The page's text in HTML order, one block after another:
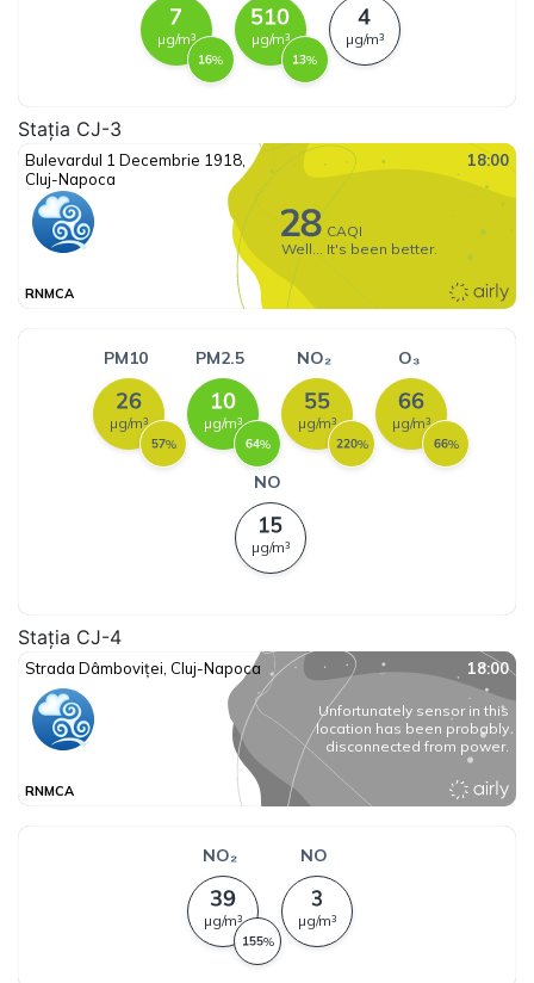
Stația CJ-3
Stația CJ-4